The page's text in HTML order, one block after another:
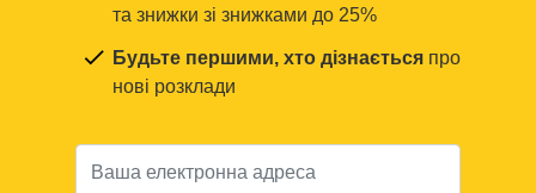
та знижки зі знижками до 25%
Будьте першими, хто дізнається про
нові розклади